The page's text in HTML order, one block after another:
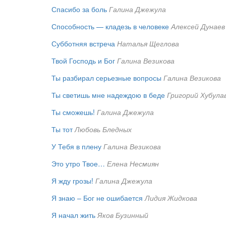
Спасибо за боль Галина Джежула
Способность — кладезь в человеке Алексей Дунаев
Субботняя встреча Наталья Щеглова
Твой Господь и Бог Галина Везикова
Ты разбирал серьезные вопросы Галина Везикова
Ты светишь мне надеждою в беде Григорий
Ты сможешь! Галина Джежула
Ты тот Любовь Бледных
У Тебя в плену Галина Везикова
Это утро Твое… Елена Несмиян
Я жду грозы! Галина Джежула
Я знаю – Бог не ошибается Лидия Жидкова
Я начал жить Яков Бузинный